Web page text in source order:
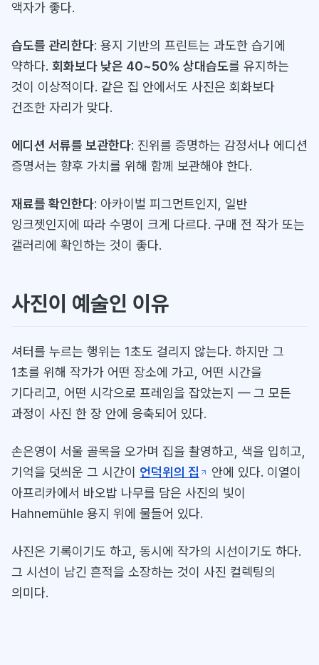
액자가 좋다.
습도를 관리한다: 용지 기반의 프린트는 과도한 습기에
약하다. 회화보다 낮은 40~50% 상대습도를 유지하는
것이 이상적이다. 같은 집 안에서도 사진은 회화보다
건조한 자리가 맞다.
에디션 서류를 보관한다: 진위를 증명하는 감정서나 에디션
증명서는 향후 가치를 위해 함께 보관해야 한다.
재료를 확인한다: 아카이벌 피그먼트인지, 일반
잉크젯인지에 따라 수명이 크게 다르다. 구매 전 작가 또는
갤러리에 확인하는 것이 좋다.
사진이 예술인 이유
셔터를 누르는 행위는 1초도 걸리지 않는다. 하지만 그
1초를 위해 작가가 어떤 장소에 가고, 어떤 시간을
기다리고, 어떤 시각으로 프레임을 잡았는지 — 그 모든
과정이 사진 한 장 안에 응축되어 있다.
손은영이 서울 골목을 오가며 집을 촬영하고, 색을 입히고,
기억을 덧씌운 그 시간이 언덕위의 집
안에 있다. 이열이
아프리카에서 바오밥 나무를 담은 사진의 빛이
Hahnemühle 용지 위에 물들어 있다.
사진은 기록이기도 하고, 동시에 작가의 시선이기도 하다.
그 시선이 남긴 흔적을 소장하는 것이 사진 컬렉팅의
의미다.